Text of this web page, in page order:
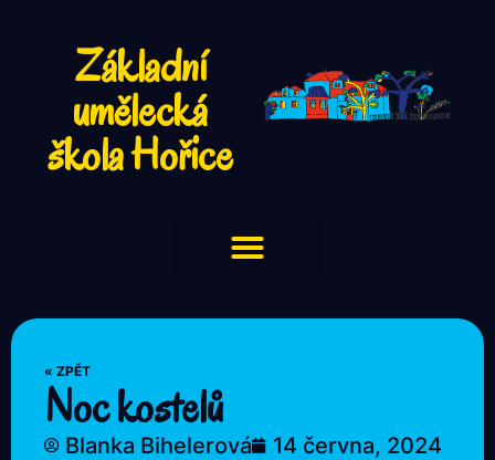
Základní
umělecká
škola Hořice
« ZPĚT
Noc kostelů
Blanka Bihelerová
14 června, 2024